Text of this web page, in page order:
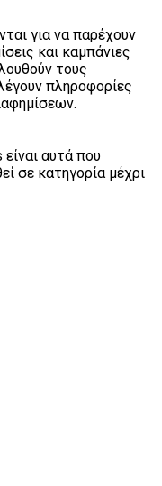
για να παρέχουν
και καμπάνιες
τους
πληροφορίες
αυτά που
σε κατηγορία μέχρι